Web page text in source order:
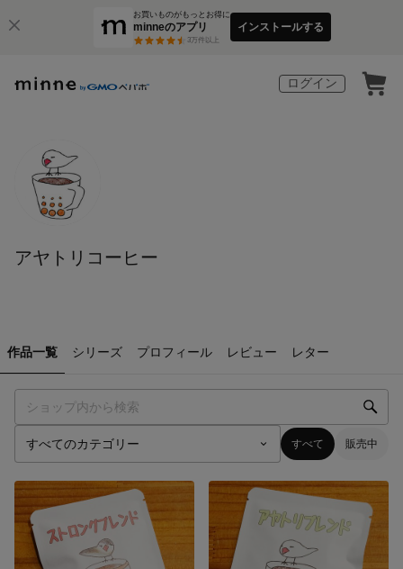
お買いものがもっとお得に
minneのアプリ
3万件以上
インストールする
ログイン
アヤトリコーヒー
作品一覧 シリーズ プロフィール レビュー レター
すべて 販売中